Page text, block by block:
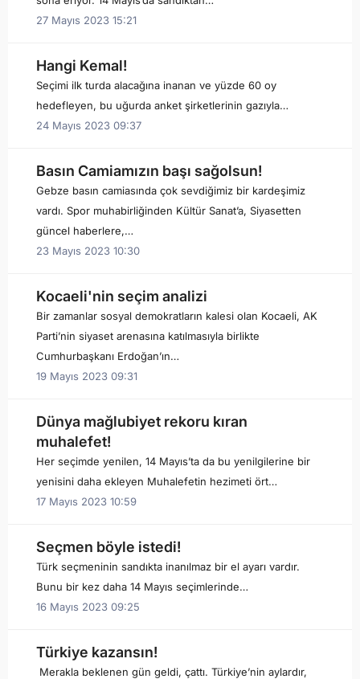
27 Mayıs 2023 15:21
Hangi Kemal!
Seçimi ilk turda alacağına inanan ve yüzde 60 oy
hedefleyen, bu uğurda anket şirketlerinin gazıyla…
24 Mayıs 2023 09:37
Basın Camiamızın başı sağolsun!
Gebze basın camiasında çok sevdiğimiz bir kardeşimiz
vardı. Spor muhabirliğinden Kültür Sanat’a, Siyasetten
güncel haberlere,…
23 Mayıs 2023 10:30
Kocaeli'nin seçim analizi
Bir zamanlar sosyal demokratların kalesi olan Kocaeli, AK
Parti’nin siyaset arenasına katılmasıyla birlikte
Cumhurbaşkanı Erdoğan’ın…
19 Mayıs 2023 09:31
Dünya mağlubiyet rekoru kıran
muhalefet!
Her seçimde yenilen, 14 Mayıs’ta da bu yenilgilerine bir
yenisini daha ekleyen Muhalefetin hezimeti ört…
17 Mayıs 2023 10:59
Seçmen böyle istedi!
Türk seçmeninin sandıkta inanılmaz bir el ayarı vardır.
Bunu bir kez daha 14 Mayıs seçimlerinde…
16 Mayıs 2023 09:25
Türkiye kazansın!
Merakla beklenen gün geldi, çattı. Türkiye’nin aylardır,